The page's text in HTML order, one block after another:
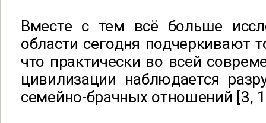
Вместе с тем всё больше
области сегодня подчеркивают
что практически во всей
цивилизации наблюдается
семейно-брачных отношений [3,